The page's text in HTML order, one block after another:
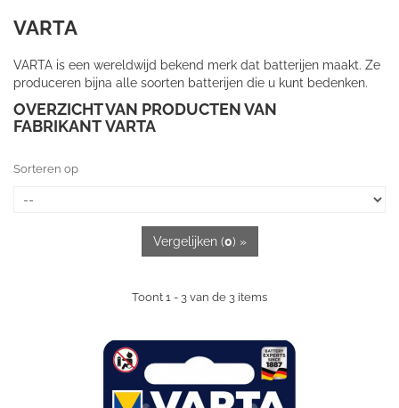
VARTA
VARTA is een wereldwijd bekend merk dat batterijen maakt. Ze
produceren bijna alle soorten batterijen die u kunt bedenken.
OVERZICHT VAN PRODUCTEN VAN
FABRIKANT VARTA
Sorteren op
Vergelijken (0) »
Toont 1 - 3 van de 3 items